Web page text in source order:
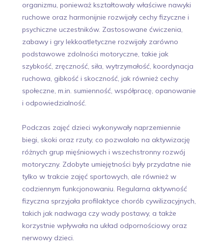
organizmu, ponieważ kształtowały właściwe nawyki
ruchowe oraz harmonijnie rozwijały cechy fizyczne i
psychiczne uczestników. Zastosowane ćwiczenia,
zabawy i gry lekkoatletyczne rozwijały zarówno
podstawowe zdolności motoryczne, takie jak
szybkość, zręczność, siła, wytrzymałość, koordynacja
ruchowa, gibkość i skoczność, jak również cechy
społeczne, m.in. sumienność, współpracę, opanowanie
i odpowiedzialność.
Podczas zajęć dzieci wykonywały naprzemiennie
biegi, skoki oraz rzuty, co pozwalało na aktywizację
różnych grup mięśniowych i wszechstronny rozwój
motoryczny. Zdobyte umiejętności były przydatne nie
tylko w trakcie zajęć sportowych, ale również w
codziennym funkcjonowaniu. Regularna aktywność
fizyczna sprzyjała profilaktyce chorób cywilizacyjnych,
takich jak nadwaga czy wady postawy, a także
korzystnie wpływała na układ odpornościowy oraz
nerwowy dzieci.